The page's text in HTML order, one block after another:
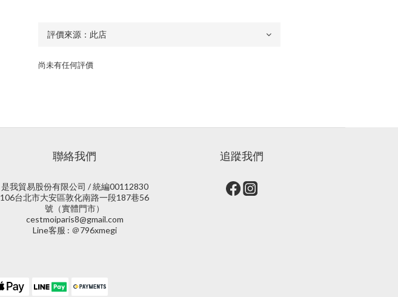
尚未有任何評價
聯絡我們
是我貿易股份有限公司 / 統編00112830
106台北市大安區敦化南路一段187巷56
號（實體門市）
cestmoiparis8@gmail.com
Line客服 : ＠796xmegi
追蹤我們